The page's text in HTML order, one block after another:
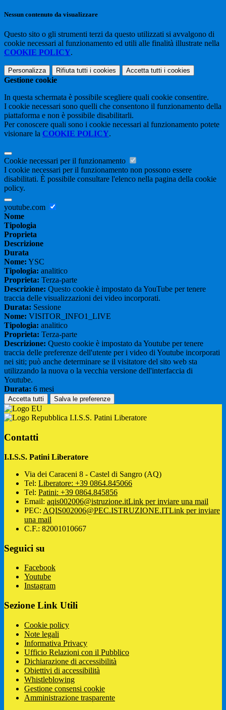
Nessun contenuto da visualizzare
Questo sito o gli strumenti terzi da questo utilizzati si avvalgono di
cookie necessari al funzionamento ed utili alle finalità illustrate nella
COOKIE POLICY.
Personalizza Rifiuta tutti i cookies Accetta tutti i cookies
Gestione cookie
In questa schermata è possibile scegliere quali cookie consentire.
I cookie necessari sono quelli che consentono il funzionamento della
piattaforma e non è possibile disabilitarli.
Per conoscere quali sono i cookie necessari al funzionamento potete
visionare la COOKIE POLICY.
Cookie necessari per il funzionamento
I cookie necessari per il funzionamento non possono essere
disabilitati. È possibile consultare l'elenco nella pagina della cookie
policy.
youtube.com
Nome
Tipologia
Proprieta
Descrizione
Durata
Nome: YSC
Tipologia: analitico
Proprieta: Terza-parte
Descrizione: Questo cookie è impostato da YouTube per tenere
traccia delle visualizzazioni dei video incorporati.
Durata: Sessione
Nome: VISITOR_INFO1_LIVE
Tipologia: analitico
Proprieta: Terza-parte
Descrizione: Questo cookie è impostato da Youtube per tenere
traccia delle preferenze dell'utente per i video di Youtube incorporati
nei siti; può anche determinare se il visitatore del sito web sta
utilizzando la nuova o la vecchia versione dell'interfaccia di
Youtube.
Durata: 6 mesi
Accetta tutti Salva le preferenze
I.I.S.S. Patini Liberatore
Contatti
I.I.S.S. Patini Liberatore
Via dei Caraceni 8 - Castel di Sangro (AQ)
Tel: Liberatore: +39 0864.845066
Tel: Patini: +39 0864.845856
Email: aqis002006@istruzione.itLink per inviare una mail
PEC: AQIS002006@PEC.ISTRUZIONE.ITLink per inviare
una mail
C.F.: 82001010667
Seguici su
Facebook
Youtube
Instagram
Sezione Link Utili
Cookie policy
Note legali
Informativa Privacy
Ufficio Relazioni con il Pubblico
Dichiarazione di accessibilità
Obiettivi di accessibilità
Whistleblowing
Gestione consensi cookie
Amministrazione trasparente